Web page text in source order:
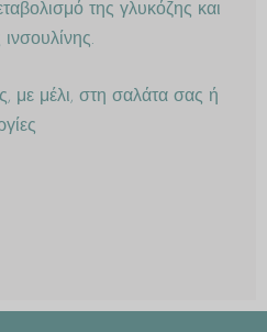
της γλυκόζης και
με μέλι, στη σαλάτα σας ή